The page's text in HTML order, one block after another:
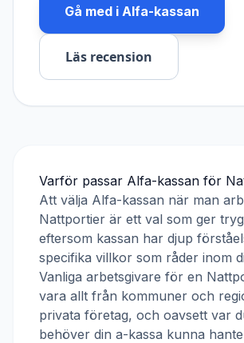
Gå med i Alfa-kassan
Läs recension
Varför passar Alfa-kassan för
Att välja Alfa-kassan när man
Nattportier är ett val som ger
eftersom kassan har djup
specifika villkor som råder inom
Vanliga arbetsgivare för en
vara allt från kommuner och
privata företag, och oavsett var
behöver din a-kassa kunna